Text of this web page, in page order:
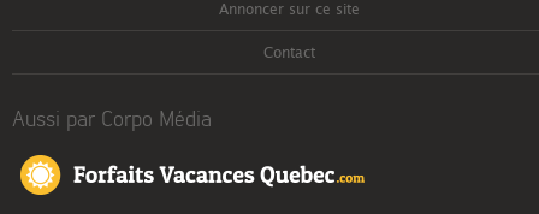
Annoncer sur ce site
Contact
Aussi par Corpo Média